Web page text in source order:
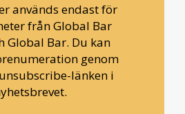
används endast för
från Global Bar
Global Bar. Du kan
genom
länken i